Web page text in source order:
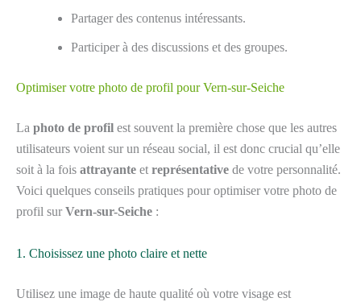
Partager des contenus intéressants.
Participer à des discussions et des groupes.
Optimiser votre photo de profil pour Vern-sur-Seiche
La photo de profil est souvent la première chose que les autres
utilisateurs voient sur un réseau social, il est donc crucial qu’elle
soit à la fois attrayante etreprésentative de votre personnalité.
Voici quelques conseils pratiques pour optimiser votre photo de
profil sur Vern-sur-Seiche :
1. Choisissez une photo claire et nette
Utilisez une image de haute qualité où votre visage est